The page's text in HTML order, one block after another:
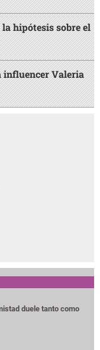
hipótesis sobre el
influencer Valeria
duele tanto como